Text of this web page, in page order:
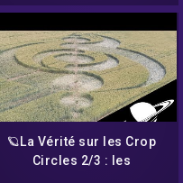
🪐La Vérité sur les Crop
Circles 2/3 : les